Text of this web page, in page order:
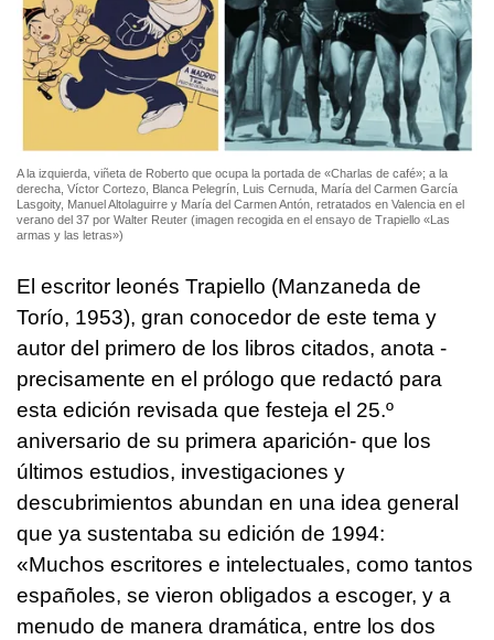
A la izquierda, viñeta de Roberto que ocupa la portada de «Charlas de café»; a la
derecha, Víctor Cortezo, Blanca Pelegrín, Luis Cernuda, María del Carmen García
Lasgoity, Manuel Altolaguirre y María del Carmen Antón, retratados en Valencia en el
verano del 37 por Walter Reuter (imagen recogida en el ensayo de Trapiello «Las
armas y las letras»)
El escritor leonés Trapiello (Manzaneda de
Torío, 1953), gran conocedor de este tema y
autor del primero de los libros citados, anota -
precisamente en el prólogo que redactó para
esta edición revisada que festeja el 25.º
aniversario de su primera aparición- que los
últimos estudios, investigaciones y
descubrimientos abundan en una idea general
que ya sustentaba su edición de 1994:
«Muchos escritores e intelectuales, como tantos
españoles, se vieron obligados a escoger, y a
menudo de manera dramática, entre los dos